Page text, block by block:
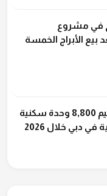
في مشروع
الأبراج الخمسة
"داماك" تستعد لتسليم 8,800 وحدة سكنية